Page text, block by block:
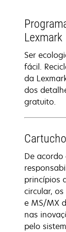
Lexmark
Ser
fácil.
da
dos
gratuito.
De acordo
princípios
circular,
e MS/MX
nas
pelo